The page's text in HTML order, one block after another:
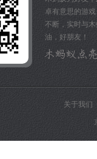
卓有意思的游
不断，实时与
油，好朋友！
关于我们